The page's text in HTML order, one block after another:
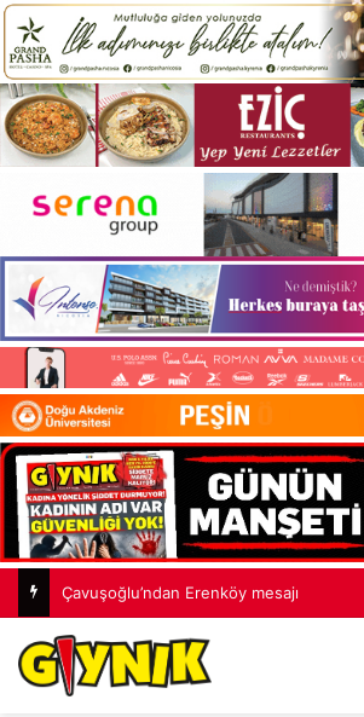
Çavuşoğlu’ndan Erenköy mesajı